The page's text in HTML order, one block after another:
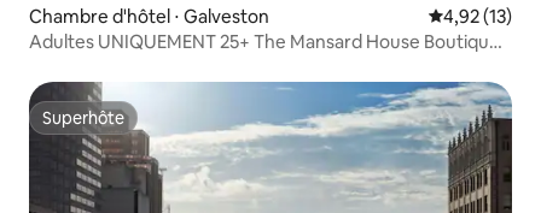
Chambre d'hôtel ⋅ Galveston Évaluation
4,92 (13)
Adultes UNIQUEMENT 25+ The Mansard House Boutique
Superhôte
Superhôte